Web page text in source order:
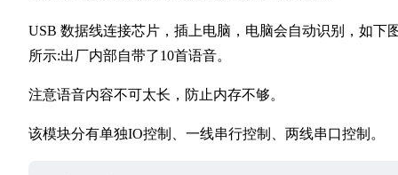
USB 数据线连接芯片，插上电脑，电脑会自动识别，如下
所示:出厂内部自带了10首语音。
注意语音内容不可太长，防止内存不够。
该模块分有单独IO控制、一线串行控制、两线串口控制。